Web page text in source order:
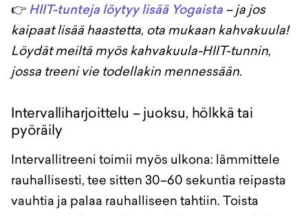
👉 HIIT-tunteja löytyy lisää Yogaista – ja jos
kaipaat lisää haastetta, ota mukaan kahvakuula!
Löydät meiltä myös kahvakuula-HIIT-tunnin,
jossa treeni vie todellakin mennessään.
Intervalliharjoittelu – juoksu, hölkkä tai
pyöräily
Intervallitreeni toimii myös ulkona: lämmittele
rauhallisesti, tee sitten 30–60 sekuntia reipasta
vauhtia ja palaa rauhalliseen tahtiin. Toista